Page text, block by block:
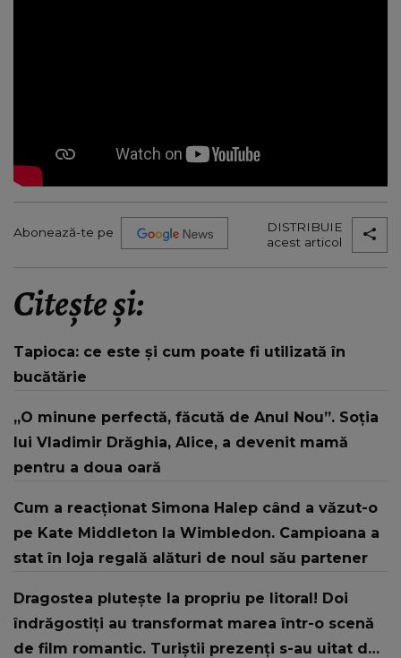
Abonează-te pe
DISTRIBUIE
acest articol
Citește și:
Tapioca: ce este și cum poate fi utilizată în
bucătărie
„O minune perfectă, făcută de Anul Nou”. Soția
lui Vladimir Drăghia, Alice, a devenit mamă
pentru a doua oară
Cum a reacționat Simona Halep când a văzut-o
pe Kate Middleton la Wimbledon. Campioana a
stat în loja regală alături de noul său partener
Dragostea plutește la propriu pe litoral! Doi
îndrăgostiți au transformat marea într-o scenă
de film romantic. Turiștii prezenți s-au uitat de